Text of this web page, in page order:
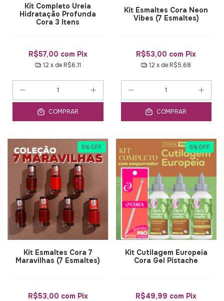
Kit Completo Ureia
Hidratação Profunda
Cora 3 Itens
R$57,00 com Pix
12 x de R$6,11
COMPRAR
Kit Esmaltes Cora Neon
Vibes (7 Esmaltes)
R$53,00 com Pix
12 x de R$5,68
COMPRAR
5% OFF
Kit Esmaltes Cora 7
Maravilhas (7 Esmaltes)
R$53,00 com Pix
5% OFF
Kit Cutilagem Europeia
Cora Gel Pistache
R$49,99 com Pix